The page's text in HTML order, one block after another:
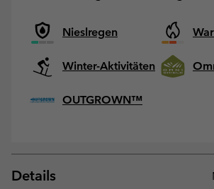
Nieslregen
Winter-Aktivitäten
OUTGROWN™
Details